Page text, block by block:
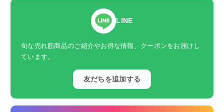
LINE
旬な売れ筋商品のご紹介やお得な情報、クーポンをお届けし
ています。
友だちを追加する